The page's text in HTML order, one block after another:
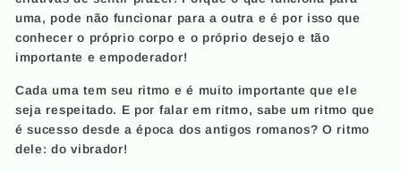
uma, pode não funcionar para a outra e é por isso que
conhecer o próprio corpo e o próprio desejo e tão
importante e empoderador!
Cada uma tem seu ritmo e é muito importante que ele
seja respeitado. E por falar em ritmo, sabe um ritmo que
é sucesso desde a época dos antigos romanos? O ritmo
dele: do vibrador!